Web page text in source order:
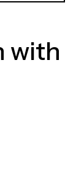
with